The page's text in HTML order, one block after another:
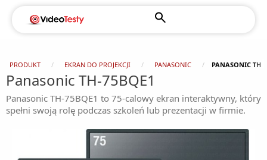
PRODUKT EKRAN DO PROJEKCJI PANASONIC PANASONIC TH-
Panasonic TH-75BQE1
Panasonic TH-75BQE1 to 75-calowy ekran interaktywny, który
spełni swoją rolę podczas szkoleń lub prezentacji w firmie.